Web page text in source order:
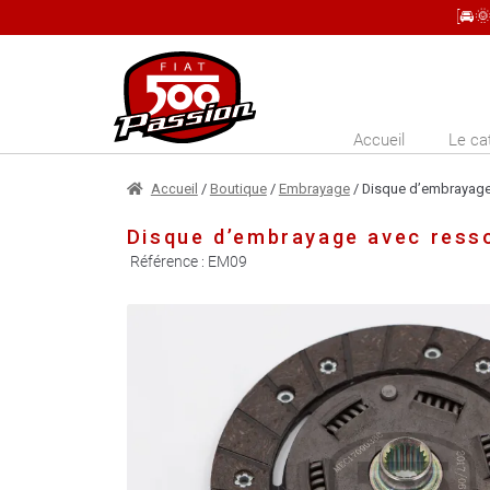
Aller
à
la
navigation
Aller
au
contenu
Accueil Le
Accueil / Boutique/ Embrayage/ Disque
Disque d’embrayage avec
Référence : EM09